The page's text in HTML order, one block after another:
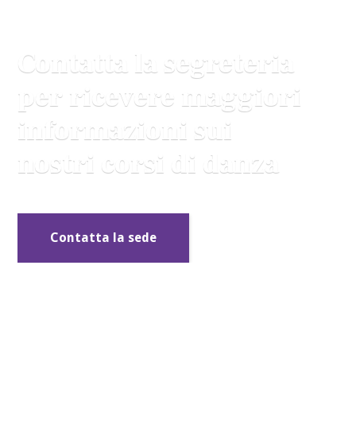
Contatta la segreteria
per ricevere maggiori
informazioni sui
nostri corsi di danza
Contatta la sede